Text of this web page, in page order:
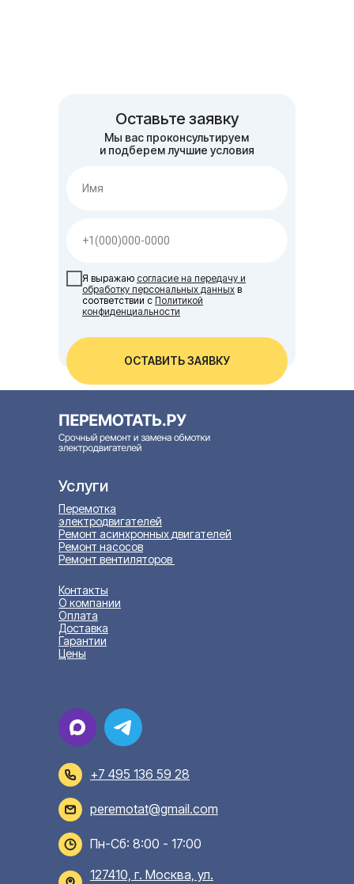
Мы вас проконсультируем
и подберем лучшие условия
Оставьте заявку
Я выражаю согласие на передачу и
обработку персональных данных в
соответствии с Политикой
конфиденциальности
ОСТАВИТЬ ЗАЯВКУ
+7 495 136 59 28
peremotat@gmail.com
Пн-Сб: 8:00 - 17:00
127410, г. Москва, ул.
Контакты
О компании
Оплата
Доставка
Гарантии
Цены
Перемотка
электродвигателей
Ремонт асинхронных двигателей
Ремонт насосов
Ремонт вентиляторов
Услуги